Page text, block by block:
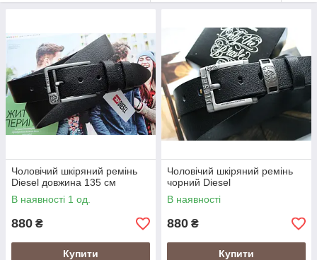
Чоловічий шкіряний ремінь
Diesel довжина 135 см
В наявності 1 од.
880 ₴
Купити
Чоловічий шкіряний ремінь
чорний Diesel
В наявності
880 ₴
Купити